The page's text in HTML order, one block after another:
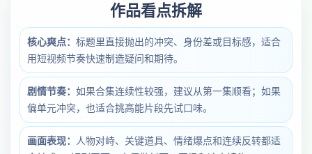
作品看点拆解
核心爽点： 标题里直接抛出的冲突、身份差或目标感，适合
用短视频节奏快速制造疑问和期待。
剧情节奏： 如果合集连续性较强，建议从第一集顺看；如果
偏单元冲突，也适合挑高能片段先试口味。
画面表现：
人物对峙、关键道具、情绪爆点和连续反转都适